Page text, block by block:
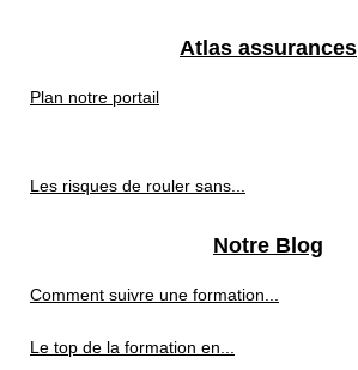
Atlas assurances
Plan notre portail
Les risques de rouler sans...
Notre Blog
Comment suivre une formation...
Le top de la formation en...